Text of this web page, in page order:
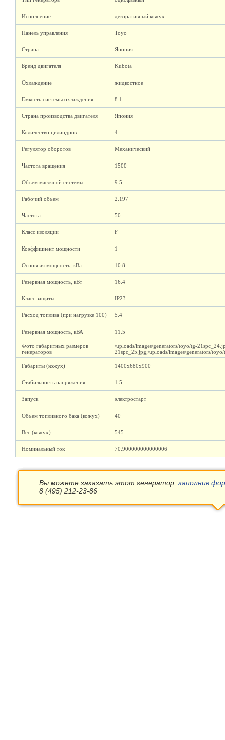
Исполнение декоративный кожух
Панель управления Toyo
Страна Япония
Бренд двигателя Kubota
Охлаждение жидкостное
Емкость системы охлаждения 8.1
Страна производства двигателя Япония
Количество цилиндров 4
Регулятор оборотов Механический
Частота вращения 1500
Объем масляной системы 9.5
Рабочий объем 2.197
Частота 50
Класс изоляции F
Коэффициент мощности 1
Основная мощность, кВа 10.8
Резервная мощность, кВт 16.4
Класс защиты IP23
Расход топлива (при нагрузке 100) 5.4
Резервная мощность, кВА 11.5
Фото габаритных размеров
генераторов
/uploads/images/generators/toyo/tg-
21spc_25.jpg;/uploads/images/generators/
Габариты (кожух) 1400х680х900
Стабильность напряжения 1.5
Запуск электростарт
Объем топливного бака (кожух) 40
Вес (кожух) 545
Номинальный ток 70.900000000000006
Вы можете заказать этот генератор, заполнив
8 (495) 212-23-86